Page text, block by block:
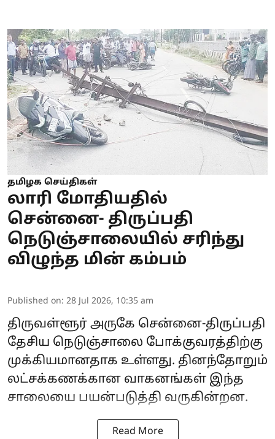
தமிழக செய்திகள்
லாரி மோதியதில்
சென்னை- திருப்பதி
நெடுஞ்சாலையில் சரிந்து
விழுந்த மின் கம்பம்
Published on: 28 Jul 2026, 10:35 am
திருவள்ளூர் அருகே சென்னை-திருப்பதி
தேசிய நெடுஞ்சாலை போக்குவரத்திற்கு
முக்கியமானதாக உள்ளது. தினந்தோறும்
லட்சக்கணக்கான வாகனங்கள் இந்த
சாலையை பயன்படுத்தி வருகின்றன.
Read More